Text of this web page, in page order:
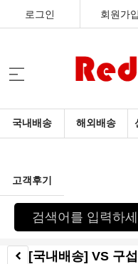
로그인 회원가입
국내배송 해외배송
고객후기
[국내배송] VS 구